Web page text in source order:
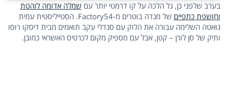
בערב שלפני כן, גל הלכה על קו דרמטי יותר עם שמלה אדומה לוהטת
וחושפת כתפיים
של מגדה בוטרים מ-Factory54. הסטייליסטית עמית
גואטה השלימה עבורה את הלוק עם סנדלי עקב תואמים מבית דיסקו רוסו
ותיק של סן לורן – קטן, אבל עם מספיק מקום לכרטיס האשראי כמובן.